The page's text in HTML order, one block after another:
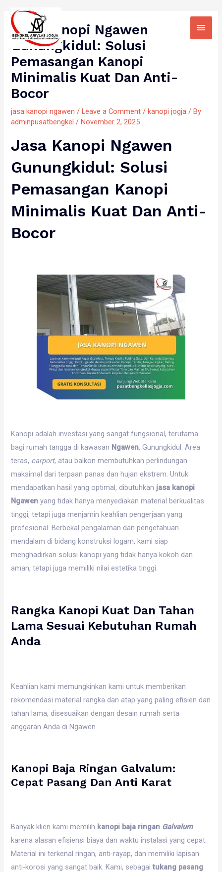
content
Jasa Kanopi Ngawen
Gunungkidul: Solusi
Pemasangan Kanopi
Minimalis Kuat Dan Anti-
Bocor
jasa kanopi ngawen /Leave a Comment /kanopi jogja / By
adminpusatbengkel/November 2, 2025
Jasa Kanopi Ngawen
Gunungkidul: Solusi
Pemasangan Kanopi
Minimalis Kuat Dan Anti-
Bocor
Kanopi adalah investasi yang sangat fungsional, terutama
bagi rumah tangga di kawasan Ngawen, Gunungkidul. Area
teras, carport, atau balkon membutuhkan perlindungan
maksimal dari terpaan panas dan hujan ekstrem. Untuk
mendapatkan hasil yang optimal, dibutuhkan jasa kanopi
Ngawen yang tidak hanya menyediakan material berkualitas
tinggi, tetapi juga menjamin keahlian pengerjaan yang
profesional. Berbekal pengalaman dan pengetahuan
mendalam di bidang konstruksi logam, kami siap
menghadirkan solusi kanopi yang tidak hanya kokoh dan
aman, tetapi juga memiliki nilai estetika tinggi.
Rangka Kanopi Kuat Dan Tahan
Lama Sesuai Kebutuhan Rumah
Anda
Keahlian kami memungkinkan kami untuk memberikan
rekomendasi material rangka dan atap yang paling efisien dan
tahan lama, disesuaikan dengan desain rumah serta
anggaran Anda di Ngawen.
Kanopi Baja Ringan Galvalum:
Cepat Pasang Dan Anti Karat
Banyak klien kami memilih kanopi baja ringan Galvalum
karena alasan efisiensi biaya dan waktu instalasi yang cepat.
Material ini terkenal ringan, anti-rayap, dan memiliki lapisan
anti-korosi yang sangat baik. Kami, sebagaitukang pasang